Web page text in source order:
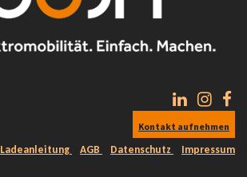
Kontakt auf​nehmen
Ladeanleitung AGB Datenschutz Impressum